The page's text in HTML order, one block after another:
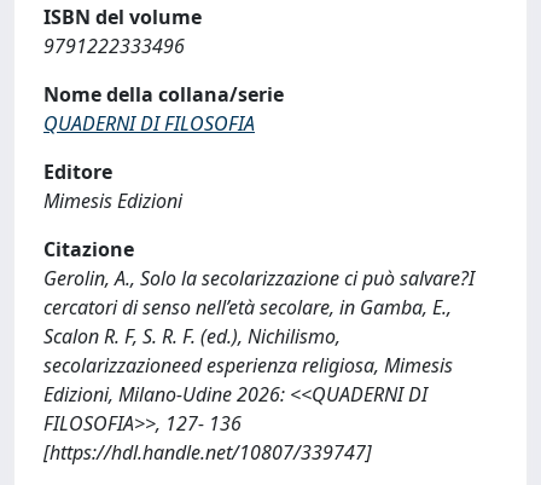
ISBN del volume
9791222333496
Nome della collana/serie
QUADERNI DI FILOSOFIA
Editore
Mimesis Edizioni
Citazione
Gerolin, A., Solo la secolarizzazione ci può salvare?I
cercatori di senso nell’età secolare, in Gamba, E.,
Scalon R. F, S. R. F. (ed.), Nichilismo,
secolarizzazioneed esperienza religiosa, Mimesis
Edizioni, Milano-Udine 2026: <<QUADERNI DI
FILOSOFIA>>, 127- 136
[https://hdl.handle.net/10807/339747]